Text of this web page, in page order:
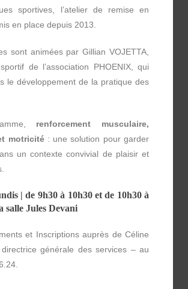
sportives, l’atelier de remise en
en place depuis 2013.
sont animées par Gillian VOJETTA,
de l’association PHOENIX, qui
le développement de la pratique des
renforcement musculaire,
motricité: une solution pour garder
un contexte convivial de plaisir et
| de 9h30 à 10h30 et de 10h30 à
salle Jules Devani
et Inscriptions auprès de Céline
générale des services – au